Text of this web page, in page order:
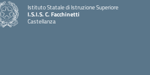
Istituto Statale di Istruzione Superiore
I.S.I.S. C. Facchinetti
Castellanza